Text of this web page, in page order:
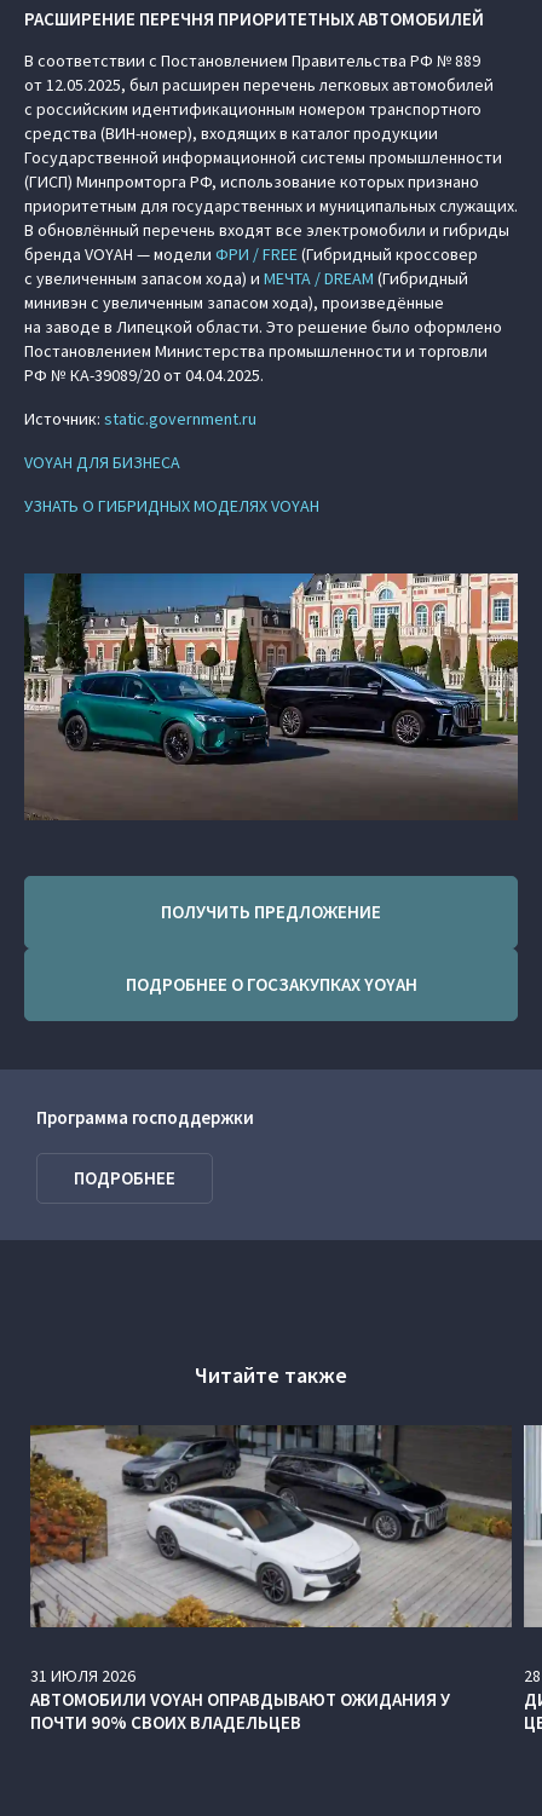
РАСШИРЕНИЕ ПЕРЕЧНЯ ПРИОРИТЕТНЫХ АВТОМОБИЛЕЙ
В соответствии с Постановлением Правительства РФ № 889
от 12.05.2025, был расширен перечень легковых автомобилей
с российским идентификационным номером транспортного
средства (ВИН-номер), входящих в каталог продукции
Государственной информационной системы промышленности
(ГИСП) Минпромторга РФ, использование которых признано
приоритетным для государственных и муниципальных служащих.
В обновлённый перечень входят все электромобили и гибриды
бренда VOYAH — модели ФРИ / FREE(Гибридный кроссовер
с увеличенным запасом хода) и МЕЧТА / DREAM (Гибридный
минивэн с увеличенным запасом хода), произведённые
на заводе в Липецкой области. Это решение было оформлено
Постановлением Министерства промышленности и торговли
РФ № КА-39089/20 от 04.04.2025.
Источник: static.government.ru
VOYAH ДЛЯ БИЗНЕСА
УЗНАТЬ О ГИБРИДНЫХ МОДЕЛЯХ VOYAH
ПОЛУЧИТЬ ПРЕДЛОЖЕНИЕ
ПОДРОБНЕЕ О ГОСЗАКУПКАХ YOYAH
Программа господдержки
VOYAH Программа господдержки
ПОДРОБНЕЕ
Читайте также
31 ИЮЛЯ 2026
АВТОМОБИЛИ VOYAH ОПРАВДЫВАЮТ ОЖИДАНИЯ У
ПОЧТИ 90% СВОИХ ВЛАДЕЛЬЦЕВ
28